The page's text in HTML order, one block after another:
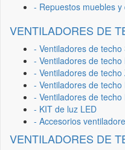
- Repuestos muebles y
VENTILADORES DE
- Ventiladores de techo
- Ventiladores de techo
- Ventiladores de techo
- Ventiladores de techo
- Ventiladores de techo
- KIT de luz LED
- Accesorios
VENTILADORES DE